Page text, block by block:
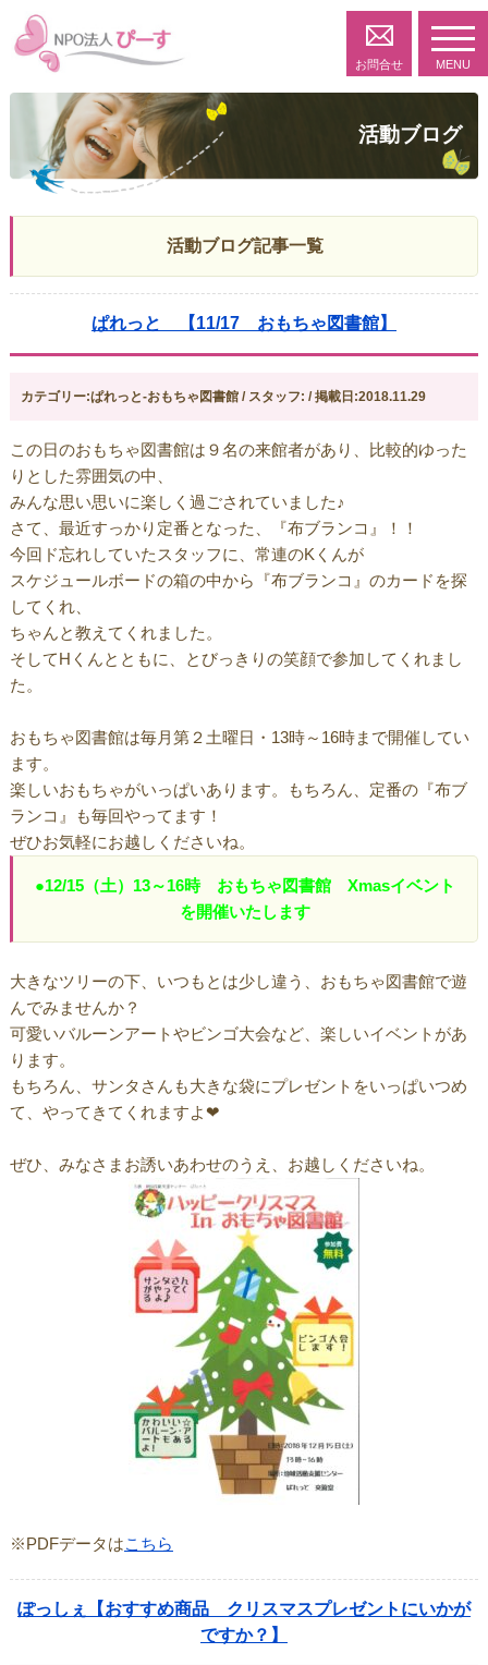
お問合せ MENU
活動ブログ
活動ブログ記事一覧
ぱれっと 【11/17 おもちゃ図書館】
カテゴリー:ぱれっと-おもちゃ図書館 / スタッフ: / 掲載日:2018.11.29
この日のおもちゃ図書館は９名の来館者があり、比較的ゆった
りとした雰囲気の中、
みんな思い思いに楽しく過ごされていました♪
さて、最近すっかり定番となった、『布ブランコ』！！
今回ド忘れしていたスタッフに、常連のKくんが
スケジュールボードの箱の中から『布ブランコ』のカードを探
してくれ、
ちゃんと教えてくれました。
そしてHくんとともに、とびっきりの笑顔で参加してくれまし
た。
おもちゃ図書館は毎月第２土曜日・13時～16時まで開催してい
ます。
楽しいおもちゃがいっぱいあります。もちろん、定番の『布ブ
ランコ』も毎回やってます！
ぜひお気軽にお越しくださいね。
●12/15（土）13～16時 おもちゃ図書館 Xmasイベント
を開催いたします
大きなツリーの下、いつもとは少し違う、おもちゃ図書館で遊
んでみませんか？
可愛いバルーンアートやビンゴ大会など、楽しいイベントがあ
ります。
もちろん、サンタさんも大きな袋にプレゼントをいっぱいつめ
て、やってきてくれますよ❤
ぜひ、みなさまお誘いあわせのうえ、お越しくださいね。
※PDFデータはこちら
ぽっしぇ【おすすめ商品 クリスマスプレゼントにいかが
ですか？】